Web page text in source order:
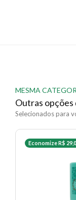
nas pontas,
MESMA
Outras opções
Selecionados para
Economize R$